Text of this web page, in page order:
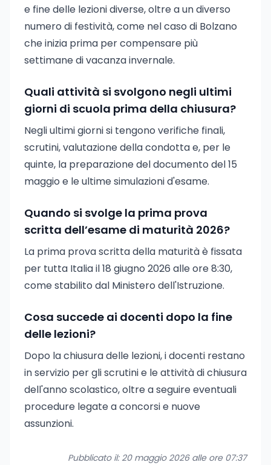
e fine delle lezioni diverse, oltre a un diverso
numero di festività, come nel caso di Bolzano
che inizia prima per compensare più
settimane di vacanza invernale.
Quali attività si svolgono negli ultimi
giorni di scuola prima della chiusura?
Negli ultimi giorni si tengono verifiche finali,
scrutini, valutazione della condotta e, per le
quinte, la preparazione del documento del 15
maggio e le ultime simulazioni d'esame.
Quando si svolge la prima prova
scritta dell’esame di maturità 2026?
La prima prova scritta della maturità è fissata
per tutta Italia il 18 giugno 2026 alle ore 8:30,
come stabilito dal Ministero dell'Istruzione.
Cosa succede ai docenti dopo la fine
delle lezioni?
Dopo la chiusura delle lezioni, i docenti restano
in servizio per gli scrutini e le attività di chiusura
dell'anno scolastico, oltre a seguire eventuali
procedure legate a concorsi e nuove
assunzioni.
Pubblicato il: 20 maggio 2026 alle ore 07:37